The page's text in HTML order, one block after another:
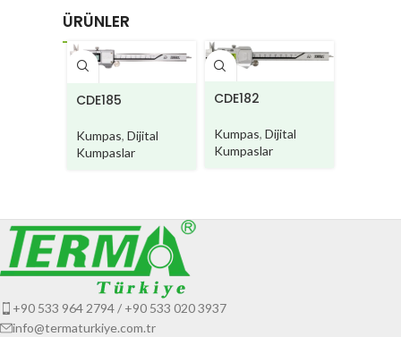
ÜRÜNLER
CDE185
Kumpas, Dijital
Kumpaslar
CDE182
Kumpas, Dijital
Kumpaslar
+90 533 964 2794 / +90 533 020 3937
info@termaturkiye.com.tr